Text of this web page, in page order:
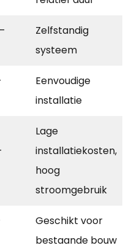
Zelfstandig
systeem
Eenvoudige
installatie
Lage
installatiekosten,
hoog
stroomgebruik
Geschikt voor
bestaande bouw